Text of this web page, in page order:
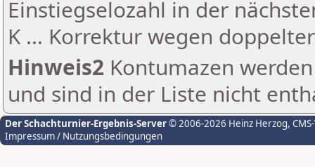
Einstiegselozahl in der
K ... Korrektur wegen
Hinweis2 Kontumazen
und sind in der Liste nicht
Der Schachturnier-Ergebnis-Server© 2006-2026 Heinz Herzog,
Impressum / Nutzungsbedingungen